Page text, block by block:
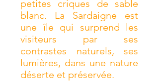
petites criques de sable
blanc. La Sardaigne est
une île qui surprend les
visiteurs par ses
contrastes naturels, ses
lumières, dans une nature
déserte et préservée.